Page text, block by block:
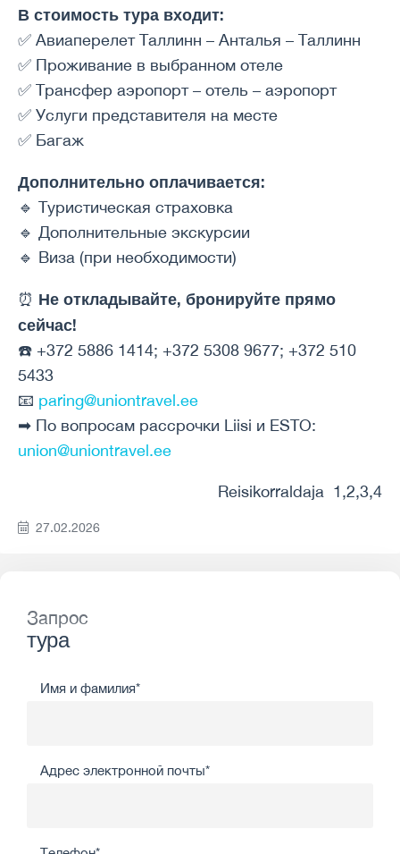
В стоимость тура входит:
✅ Авиаперелет Таллинн – Анталья – Таллинн
✅ Проживание в выбранном отеле
✅ Трансфер аэропорт – отель – аэропорт
✅ Услуги представителя на месте
✅ Багаж
Дополнительно оплачивается:
🔹 Туристическая страховка
🔹 Дополнительные экскурсии
🔹 Виза (при необходимости)
⏰ Не откладывайте, бронируйте прямо
сейчас!
☎️ +372 5886 1414; +372 5308 9677; +372 510
5433
📧 paring@uniontravel.ee
➡ По вопросам рассрочки Liisi и ESTO:
union@uniontravel.ee
Reisikorraldaja 1,2,3,4
27.02.2026
Запрос
тура
Имя и фамилия*
Адрес электронной почты*